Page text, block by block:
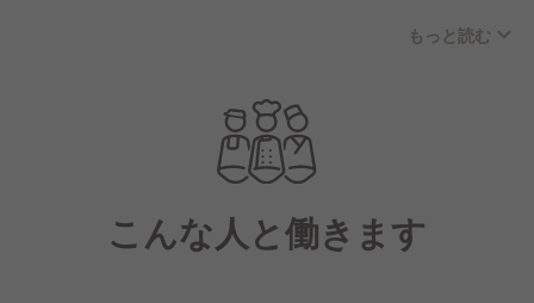
■会社の理念は「人と人との繋がりを大切にし、飲食
酒場を目指しています。
■日々の業務の中から「街一番の繁盛店を作る為には
どうしたらいいのかな」「お客様の満足度を上げる為
の施策は他にないかな」など、社員やアルバイト関係
なく日々PDCAを回してチーム一丸となって営業に取
り組んでいます。
もっと読む
こんな人と働きます